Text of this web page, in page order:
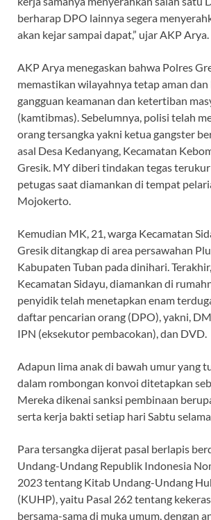
berharap DPO lainnya segera
akan kejar sampai dapat,” ujar AKP Arya.
AKP Arya menegaskan bahwa Polres
memastikan wilayahnya tetap aman dan
gangguan keamanan dan ketertiban
(kamtibmas). Sebelumnya, polisi telah
orang tersangka yakni ketua gangster
asal Desa Kedanyang, Kecamatan
Gresik. MY diberi tindakan tegas
petugas saat diamankan di tempat
Mojokerto.
Kemudian MK, 21, warga Kecamatan
Gresik ditangkap di area persawahan
Kabupaten Tuban pada dinihari.
Kecamatan Sidayu, diamankan di
penyidik telah menetapkan enam
daftar pencarian orang (DPO), yakni,
IPN (eksekutor pembacokan), dan DVD.
Adapun lima anak di bawah umur yang
dalam rombongan konvoi ditetapkan
Mereka dikenai sanksi pembinaan
serta kerja bakti setiap hari Sabtu selama
Para tersangka dijerat pasal berlapis
Undang-Undang Republik Indonesia
2023 tentang Kitab Undang-Undang
(KUHP), yaitu Pasal 262 tentang
bersama-sama di muka umum, dengan